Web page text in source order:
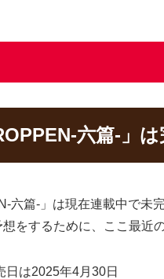
六篇-」
六篇-」は現在連載中で未
をするために、ここ最近
日は2025年4月30日